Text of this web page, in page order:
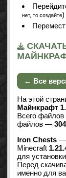
нет, то создайте)
← Все
На этой
Майнкрафт
Всего файлов
файлов —
Iron Chests —
Minecraft
для
Перед
именно для